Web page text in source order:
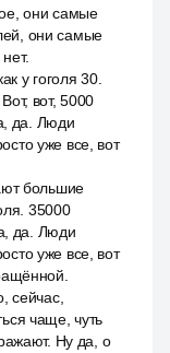
они самые
они самые
у гоголя 30.
вот, 5000
да. Люди
уже все, вот
большие
35000
да. Люди
уже все, вот
сейчас,
чаще, чуть
Ну да, о